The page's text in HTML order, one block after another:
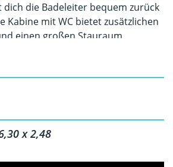
die Badeleiter bequem zurück
Kabine mit WC bietet zusätzlichen
einen großen Stauraum.
für unvergessliche Momente mit
x 2,48